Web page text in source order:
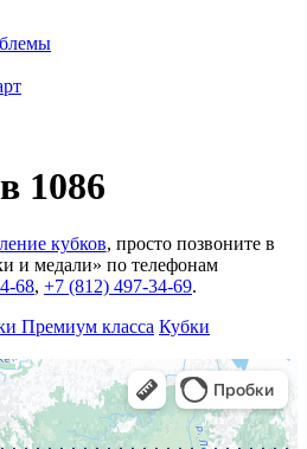
1086
кубков, просто позвоните в
и медали» по телефонам
68, +7 (812) 497-34-69.
Премиум класса Кубки